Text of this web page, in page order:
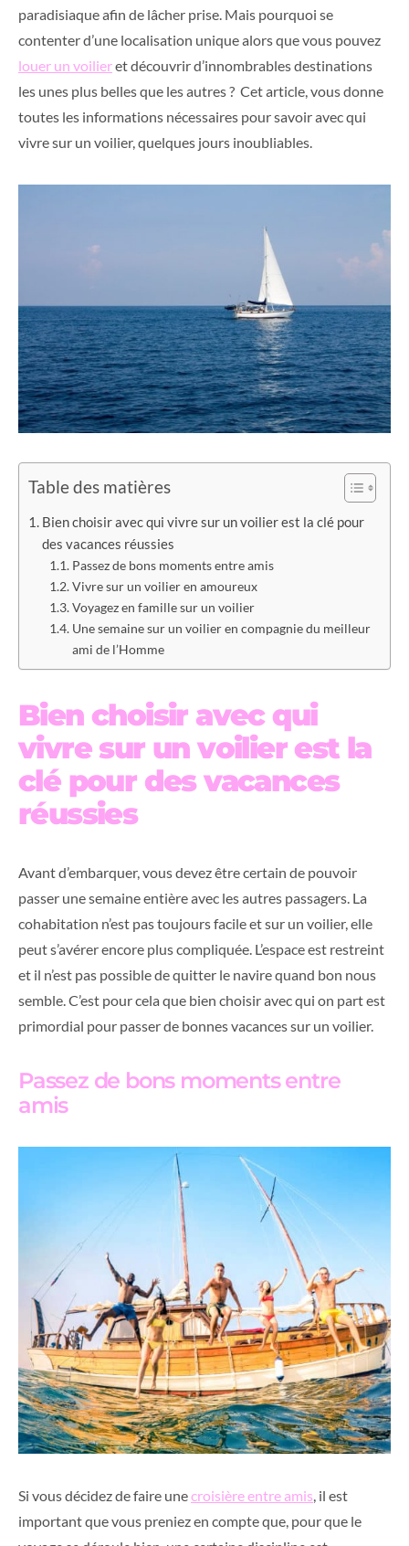
paradisiaque afin de lâcher prise. Mais pourquoi se
contenter d’une localisation unique alors que vous pouvez
louer un voilieret découvrir d’innombrables destinations
les unes plus belles que les autres ? Cet article, vous donne
toutes les informations nécessaires pour savoir avec qui
vivre sur un voilier, quelques jours inoubliables.
Table des matières
Bien choisir avec qui vivre sur un voilier est la clé pour
des vacances réussies
Passez de bons moments entre amis
Vivre sur un voilier en amoureux
Voyagez en famille sur un voilier
Une semaine sur un voilier en compagnie du meilleur
ami de l’Homme
Bien choisir avec qui
vivre sur un voilier est la
clé pour des vacances
réussies
Avant d’embarquer, vous devez être certain de pouvoir
passer une semaine entière avec les autres passagers. La
cohabitation n’est pas toujours facile et sur un voilier, elle
peut s’avérer encore plus compliquée. L’espace est restreint
et il n’est pas possible de quitter le navire quand bon nous
semble. C’est pour cela que bien choisir avec qui on part est
primordial pour passer de bonnes vacances sur un voilier.
Passez de bons moments entre
amis
Si vous décidez de faire unecroisière entre amis, il est
important que vous preniez en compte que, pour que le